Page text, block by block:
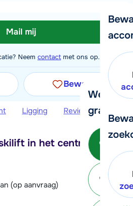
We
graag
Bel
Mail mij
Neem contact met ons op.
Bewaren
Ligging Reviews
in het centrum van
(op aanvraag)